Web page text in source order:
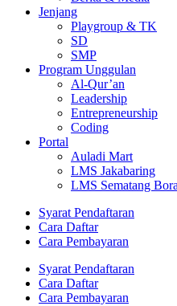
Jenjang
Playgroup & TK
SD
SMP
Program Unggulan
Al-Qur’an
Leadership
Entrepreneurship
Coding
Portal
Auladi Mart
LMS Jakabaring
LMS Sematang
Syarat Pendaftaran
Cara Daftar
Cara Pembayaran
Syarat Pendaftaran
Cara Daftar
Cara Pembayaran